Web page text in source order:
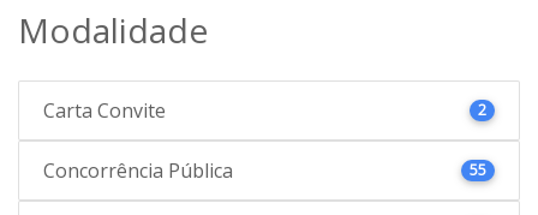
Modalidade
Carta Convite 2
Concorrência Pública 55